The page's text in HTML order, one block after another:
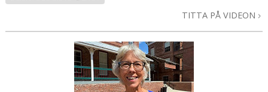
TITTA PÅ VIDEON